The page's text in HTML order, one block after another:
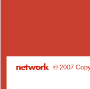
© 2007